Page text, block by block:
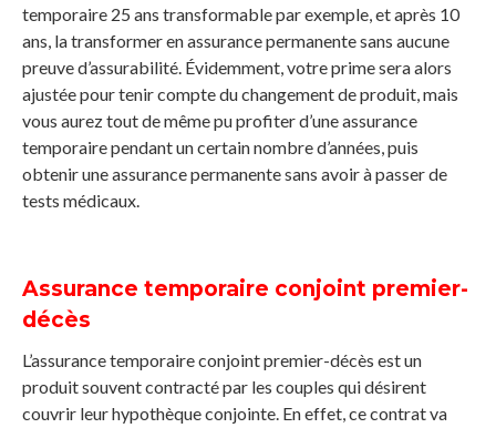
temporaire 25 ans transformable par exemple, et après 10
ans, la transformer en assurance permanente sans aucune
preuve d’assurabilité. Évidemment, votre prime sera alors
ajustée pour tenir compte du changement de produit, mais
vous aurez tout de même pu profiter d’une assurance
temporaire pendant un certain nombre d’années, puis
obtenir une assurance permanente sans avoir à passer de
tests médicaux.
Assurance temporaire conjoint premier-
décès
L’assurance temporaire conjoint premier-décès est un
produit souvent contracté par les couples qui désirent
couvrir leur hypothèque conjointe. En effet, ce contrat va